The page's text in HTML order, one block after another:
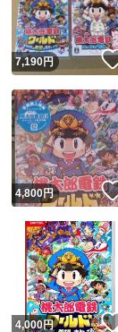
このユーザーは設定
いいね！
7,190円
いいね！
4,800円
いいね！
4,000円